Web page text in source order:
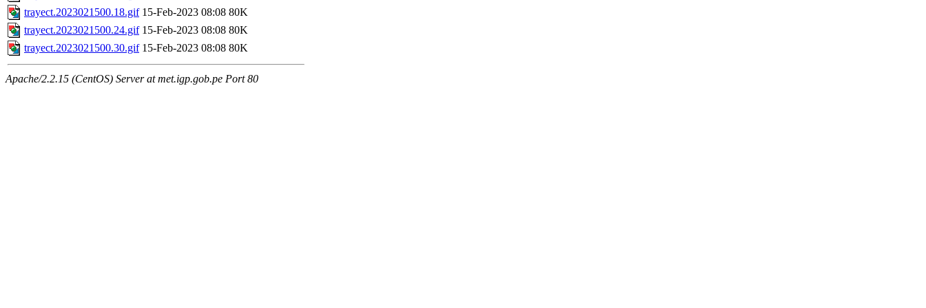
trayect.2023021500.18.gif 15-Feb-2023 08:08 80K
trayect.2023021500.24.gif 15-Feb-2023 08:08 80K
trayect.2023021500.30.gif 15-Feb-2023 08:08 80K
Apache/2.2.15 (CentOS) Server at met.igp.gob.pe Port 80